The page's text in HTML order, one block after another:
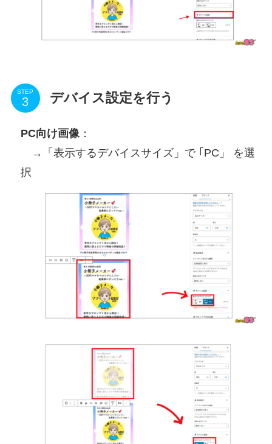
STEP デバイス設定を行う
PC向け画像：
→「表示するデバイスサイズ」で ｢PC」 を選
択